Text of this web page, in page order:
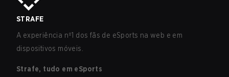
STRAFE
A experiência nº1 dos fãs de eSports na web e em
dispositivos móveis.
Strafe, tudo em eSports